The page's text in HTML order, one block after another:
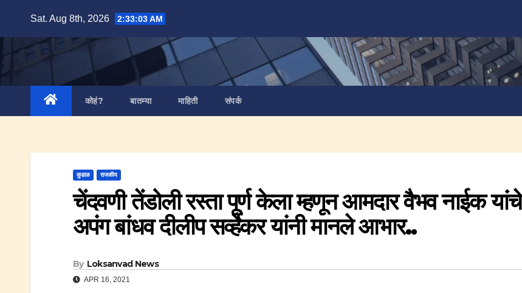
content
Sat. Aug 8th, 2026 2:33:04 AM
कोहं? बातम्या माहिती संपर्क
कुडाळ राजकीय
चेंदवणी तेंडोली रस्ता पूर्ण केला म्हणून आमदार वैभव नाईक यांचे
अपंग बांधव दीलीप सर्व्हेकर यांनी मानले आभार..
By Loksanvad News
APR 16, 2021